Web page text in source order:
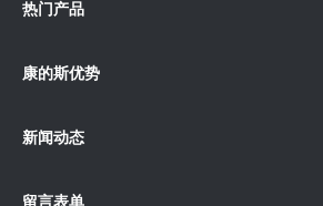
热门产品
康的斯优势
新闻动态
留言表单